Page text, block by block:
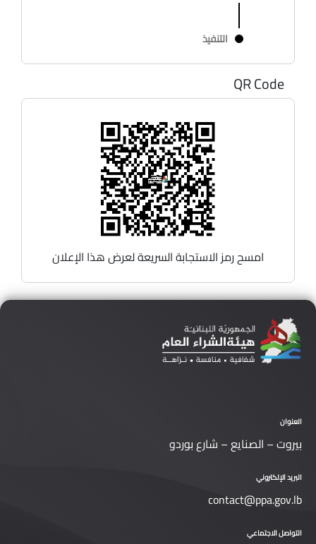
التنفيذ
QR Code
امسح رمز الاستجابة السريعة لعرض هذا الإعلان
العنوان
بيروت – الصنايع – شارع بوردو
البريد الإلكتروني
contact@ppa.gov.lb
التواصل الاجتماعي